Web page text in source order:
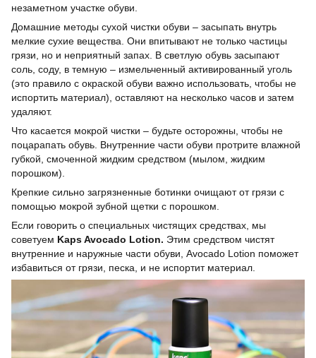
незаметном участке обуви.
Домашние методы сухой чистки обуви – засыпать внутрь
мелкие сухие вещества. Они впитывают не только частицы
грязи, но и неприятный запах. В светлую обувь засыпают
соль, соду, в темную – измельченный активированный уголь
(это правило с окраской обуви важно использовать, чтобы не
испортить материал), оставляют на несколько часов и затем
удаляют.
Что касается мокрой чистки – будьте осторожны, чтобы не
поцарапать обувь. Внутренние части обуви протрите влажной
губкой, смоченной жидким средством (мылом, жидким
порошком).
Крепкие сильно загрязненные ботинки очищают от грязи с
помощью мокрой зубной щетки с порошком.
Если говорить о специальных чистящих средствах, мы
советуем Kaps Avocado Lotion. Этим средством чистят
внутренние и наружные части обуви, Avocado Lotion поможет
избавиться от грязи, песка, и не испортит материал.